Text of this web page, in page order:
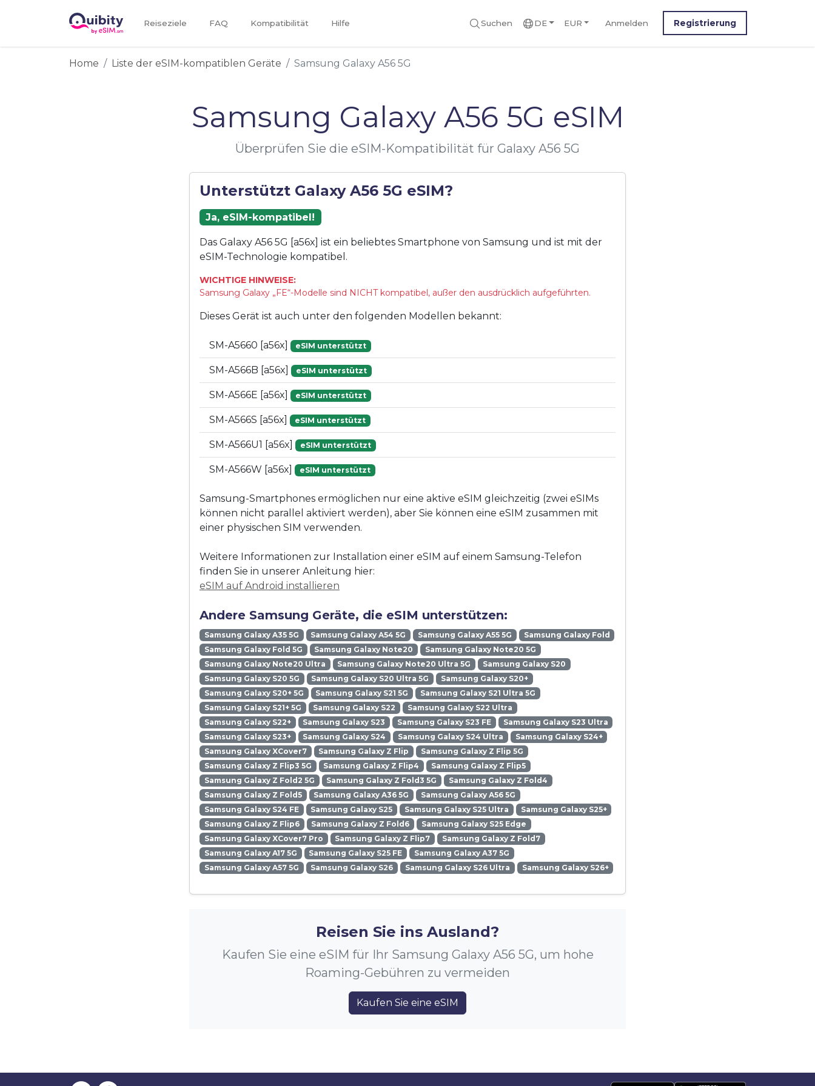
Reiseziele FAQ Kompatibilität Hilfe Suchen DE EUR Anmelden Registrierung
Home Liste der eSIM-kompatiblen Geräte Samsung Galaxy A56 5G
Samsung Galaxy A56 5G eSIM
Überprüfen Sie die eSIM-Kompatibilität für Galaxy A56 5G
Unterstützt Galaxy A56 5G eSIM?
Ja, eSIM-kompatibel!
Das Galaxy A56 5G [a56x] ist ein beliebtes Smartphone von Samsung und ist mit der
eSIM-Technologie kompatibel.
WICHTIGE HINWEISE:
Samsung Galaxy „FE“-Modelle sind NICHT kompatibel, außer den ausdrücklich aufgeführten.
Dieses Gerät ist auch unter den folgenden Modellen bekannt:
SM-A5660 [a56x] eSIM unterstützt
SM-A566B [a56x] eSIM unterstützt
SM-A566E [a56x] eSIM unterstützt
SM-A566S [a56x] eSIM unterstützt
SM-A566U1 [a56x] eSIM unterstützt
SM-A566W [a56x] eSIM unterstützt
Samsung-Smartphones ermöglichen nur eine aktive eSIM gleichzeitig (zwei eSIMs
können nicht parallel aktiviert werden), aber Sie können eine eSIM zusammen mit
einer physischen SIM verwenden.
Weitere Informationen zur Installation einer eSIM auf einem Samsung-Telefon
finden Sie in unserer Anleitung hier:
eSIM auf Android installieren
Andere Samsung Geräte, die eSIM unterstützen:
Samsung Galaxy A35 5G Samsung Galaxy A54 5G Samsung Galaxy A55 5G
Samsung Galaxy Fold
Samsung Galaxy Fold 5G
Samsung Galaxy Note20
Samsung Galaxy Note20 5G
Samsung Galaxy Note20 Ultra
Samsung Galaxy Note20 Ultra 5G
Samsung Galaxy S20
Samsung Galaxy S20 5G
Samsung Galaxy S20 Ultra 5G
Samsung Galaxy S20+
Samsung Galaxy S20+ 5G
Samsung Galaxy S21 5G
Samsung Galaxy S21 Ultra 5G
Samsung Galaxy S21+ 5G
Samsung Galaxy S22
Samsung Galaxy S22 Ultra
Samsung Galaxy S22+
Samsung Galaxy S23 Samsung Galaxy S23 FE
Samsung Galaxy S23 Ultra
Samsung Galaxy S23+
Samsung Galaxy S24 Samsung Galaxy S24 Ultra
Samsung Galaxy S24+
Samsung Galaxy XCover7
Samsung Galaxy Z Flip
Samsung Galaxy Z Flip 5G
Samsung Galaxy Z Flip3 5G
Samsung Galaxy Z Flip4
Samsung Galaxy Z Flip5
Samsung Galaxy Z Fold2 5G
Samsung Galaxy Z Fold3 5G
Samsung Galaxy Z Fold4
Samsung Galaxy Z Fold5
Samsung Galaxy A36 5G
Samsung Galaxy A56 5G
Samsung Galaxy S24 FE
Samsung Galaxy S25 Samsung Galaxy S25 Ultra
Samsung Galaxy S25+
Samsung Galaxy Z Flip6
Samsung Galaxy Z Fold6
Samsung Galaxy S25 Edge
Samsung Galaxy XCover7 Pro
Samsung Galaxy Z Flip7
Samsung Galaxy Z Fold7
Samsung Galaxy A17 5G
Samsung Galaxy S25 FE
Samsung Galaxy A37 5G
Samsung Galaxy A57 5G
Samsung Galaxy S26 Samsung Galaxy S26 Ultra Samsung Galaxy S26+
Reisen Sie ins Ausland?
Kaufen Sie eine eSIM für Ihr Samsung Galaxy A56 5G, um hohe
Roaming-Gebühren zu vermeiden
Kaufen Sie eine eSIM